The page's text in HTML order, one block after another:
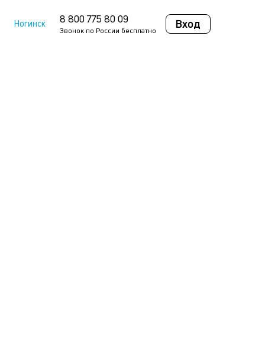
Ногинск 8 800 775 80 09
Звонок по России бесплатно Вход